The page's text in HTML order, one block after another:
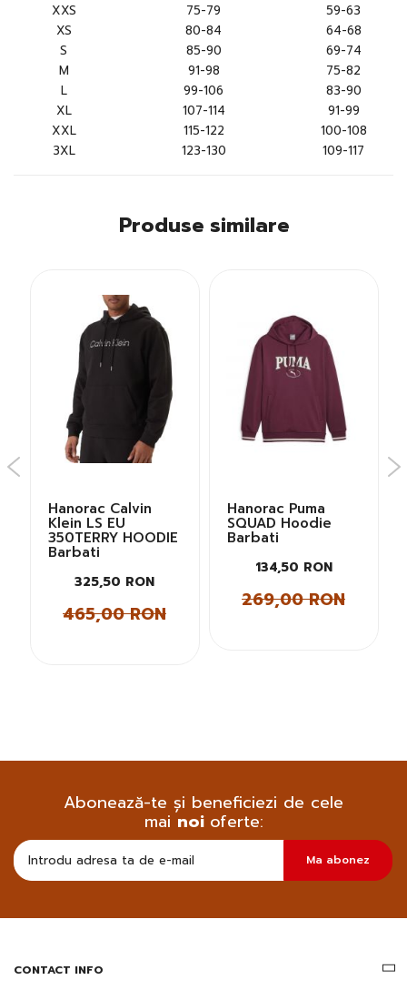
XXS
75-79
59-63
XS
80-84
64-68
S
85-90
69-74
M
91-98
75-82
L
99-106
83-90
XL
107-114
91-99
XXL
115-122
100-108
3XL
123-130 109-117
Produse similare
Hanorac Calvin
Klein LS EU
350TERRY HOODIE
Barbati
325,50 RON
465,00 RON
Hanorac Puma
SQUAD Hoodie
Barbati
134,50 RON
269,00 RON
Abonează-te și beneficiezi de cele
mainoi oferte:
sa
primesc
informatii
Ma abonez
CONTACT INFO